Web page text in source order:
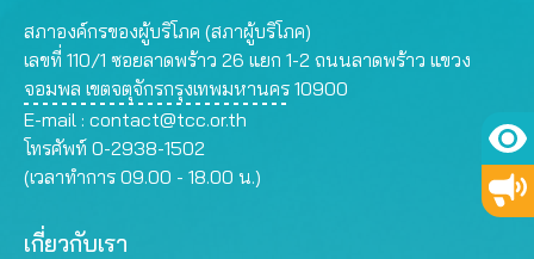
สภาองค์กรของผู้บริโภค (สภาผู้บริโภค)
เลขที่ 110/1 ซอยลาดพร้าว 26 แยก 1-2 ถนนลาดพร้าว แขวง
จอมพล เขตจตุจักรกรุงเทพมหานคร 10900
E-mail : contact@tcc.or.th
โทรศัพท์ 0-2938-1502
(เวลาทำการ 09.00 - 18.00 น.)
เกี่ยวกับเรา